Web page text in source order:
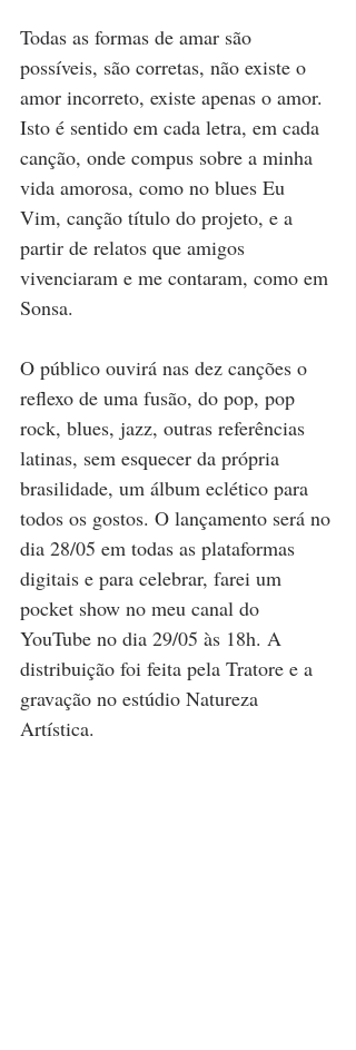
Todas as formas de amar são
possíveis, são corretas, não existe o
amor incorreto, existe apenas o amor.
Isto é sentido em cada letra, em cada
canção, onde compus sobre a minha
vida amorosa, como no blues Eu
Vim, canção título do projeto, e a
partir de relatos que amigos
vivenciaram e me contaram, como em
Sonsa.
O público ouvirá nas dez canções o
reflexo de uma fusão, do pop, pop
rock, blues, jazz, outras referências
latinas, sem esquecer da própria
brasilidade, um álbum eclético para
todos os gostos. O lançamento será no
dia 28/05 em todas as plataformas
digitais e para celebrar, farei um
pocket show no meu canal do
YouTube no dia 29/05 às 18h. A
distribuição foi feita pela Tratore e a
gravação no estúdio Natureza
Artística.